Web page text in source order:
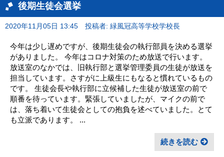
後期生徒会選挙
2020年11月05日 13:45 投稿者: 緑風冠高等学校学校長
今年は少し遅めですが、後期生徒会の執行部員を決める選挙
がありました。 今年はコロナ対策のため放送で行います。
放送室のなかでは、旧執行部と選挙管理委員の生徒が放送を
担当しています。さすがに上級生にもなると慣れているもの
です。 生徒会長や執行部に立候補した生徒が放送室の前で
順番を待っています。緊張していましたが、マイクの前で
は、落ち着いて生徒会としての抱負を述べていました。とて
も立派であります。 ...
続きを読む